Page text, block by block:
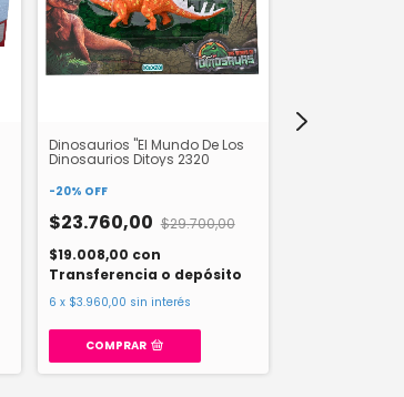
Dinosaurios "El Mundo De Los
Dinosaurios Ditoys 2320
-20% OFF
$23.760,00 $29.700,00
$19.008,00 con
Transferencia o depósito
6 x $3.960,00 sin interés
COMPRAR